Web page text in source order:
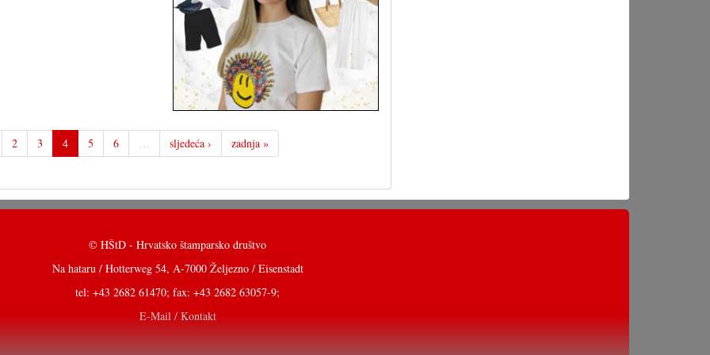
2 3 4 5 6 … sljedeća › zadnja »
© HŠtD - Hrvatsko štamparsko društvo
Na hataru / Hotterweg 54, A-7000 Željezno / Eisenstadt
tel: +43 2682 61470; fax: +43 2682 63057-9;
E-Mail / Kontakt